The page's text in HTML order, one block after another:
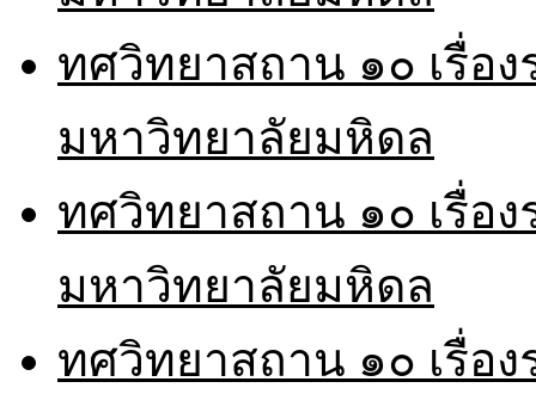
ทศวิทยาสถาน ๑๐ เรื่อ
มหาวิทยาลัยมหิดล
ทศวิทยาสถาน ๑๐ เรื่อ
มหาวิทยาลัยมหิดล
ทศวิทยาสถาน ๑๐ เรื่อ